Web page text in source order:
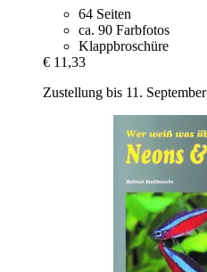
64 Seiten
ca. 90 Farbfotos
Klappbroschüre
€ 11,33
Zustellung bis 11. September